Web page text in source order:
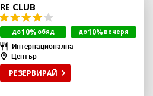
RE CLUB
до10% обяд до10% вечеря
Интернационална
Център
РЕЗЕРВИРАЙ